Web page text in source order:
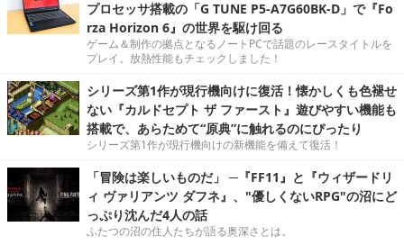
プロセッサ搭載の「G TUNE P5-A7G60BK-D」で『Fo
rza Horizon 6』の世界を駆け回る
ゲーム＆制作の拠点となるノートPCで話題のレースタイトルを
プレイ。放熱性能もチェックしました！
シリーズ第1作が現行機向けに復活！懐かしくも色褪せ
ない『カルドセプト ザ ファースト』遊びやすい機能も
搭載で、あらためて“原典”に触れるのにぴったり
シリーズ第1作が現行機向けの新機能を備えて復活！
「冒険は楽しいものだ」 ─『FF11』と『ウィザードリ
ィ ヴァリアンツ ダフネ』、"優しくないRPG"の沼にど
っぷり沈んだ4人の話
ふたつの沼の住人たちが語る奥深さとは。